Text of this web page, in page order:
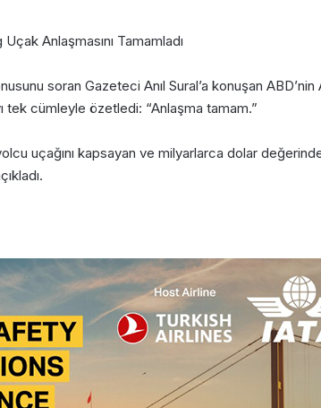
Anlaşmasını Tamamladı
soran Gazeteci Anıl Sural’a konuşan ABD’nin
tek cümleyle özetledi: “Anlaşma tamam.”
uçağını kapsayan ve milyarlarca dolar